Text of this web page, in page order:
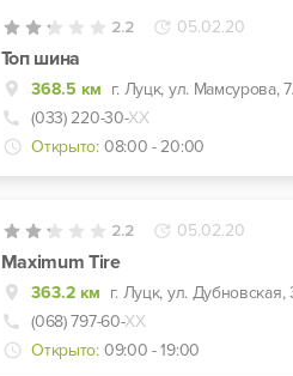
2.2 05.02.20
Топ шина
368.5 км г. Луцк, ул. Мамсурова,
(033) 220-30-ХХ
Открыто: 08:00 - 20:00
2.2 05.02.20
Maximum Tire
363.2 км г. Луцк, ул. Дубновская,
(068) 797-60-ХХ
Открыто: 09:00 - 19:00